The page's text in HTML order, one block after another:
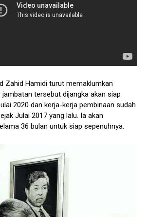
Zahid Hamidi turut memaklumkan
jambatan tersebut dijangka akan siap
2020 dan kerja-kerja pembinaan sudah
Julai 2017 yang lalu. Ia akan
36 bulan untuk siap sepenuhnya.